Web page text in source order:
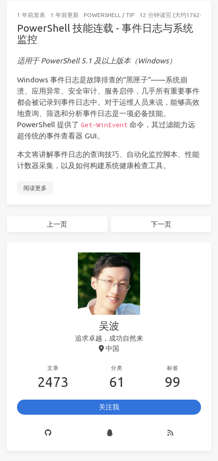
1 年前发表 1 年前更新 POWERSHELL / TIP 12 分钟读完 (大约1762个字)
PowerShell 技能连载 - 事件日志与系统
监控
适用于 PowerShell 5.1 及以上版本（Windows）
Windows 事件日志是故障排查的”黑匣子”——系统崩
溃、应用异常、安全审计、服务启停，几乎所有重要事件
都会被记录到事件日志中。对于运维人员来说，能够高效
地查询、筛选和分析事件日志是一项必备技能。
PowerShell 提供了 Get-WinEvent 命令，其过滤能力远
超传统的事件查看器 GUI。
本文将讲解事件日志的查询技巧、自动化监控脚本、性能
计数器采集，以及如何构建系统健康检查工具。
阅读更多
上一页 下一页
吴波
追求卓越，成功自然来
中国
文章
2473
分类
61
标签
99
关注我